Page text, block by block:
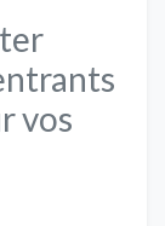
vos